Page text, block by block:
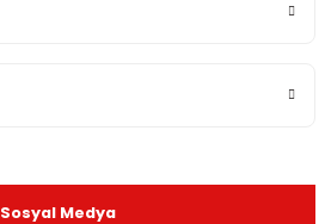
Sosyal Medya